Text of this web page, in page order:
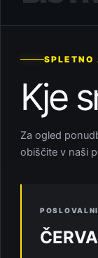
SPLETNO
Kje
Za ogled
obiščite v naši